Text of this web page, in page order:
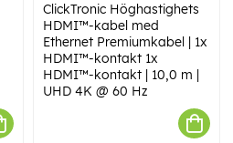
ClickTronic Höghastighets
HDMI™-kabel med
Ethernet Premiumkabel | 1x
HDMI™-kontakt 1x
HDMI™-kontakt | 10,0 m |
UHD 4K @ 60 Hz